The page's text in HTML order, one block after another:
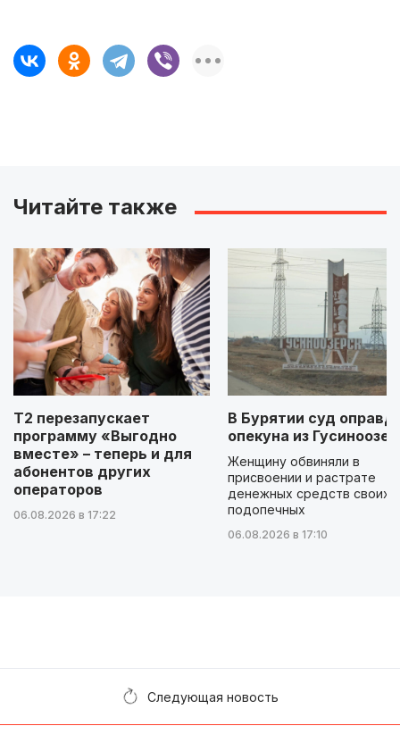
Читайте также
Т2 перезапускает
программу «Выгодно
вместе» – теперь и для
абонентов других
операторов
06.08.2026 в 17:22
В Бурятии суд
опекуна из
Женщину обвиняли в
присвоении и растрате
денежных средств своих
подопечных
06.08.2026 в 17:10
Следующая новость